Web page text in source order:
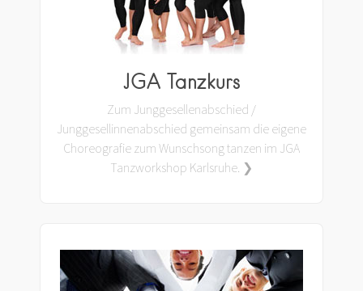
JGA Tanzkurs
Zum Junggesellenabschied /
Junggesellinnenabschied gemeinsam die eigene
Choreografie zum Wunschsong tanzen im JGA
Tanzworkshop Karlsruhe. ❯